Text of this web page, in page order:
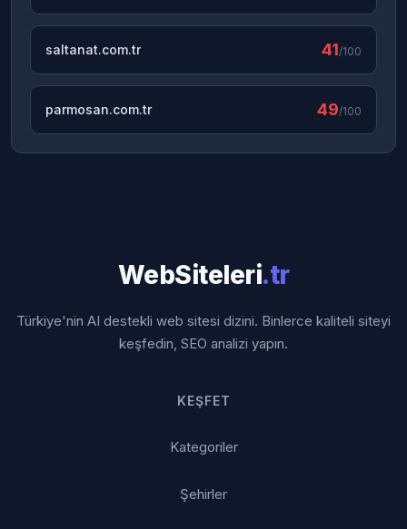
saltanat.com.tr 41/100
parmosan.com.tr 49/100
WebSiteleri.tr
Türkiye'nin AI destekli web sitesi dizini. Binlerce kaliteli siteyi
keşfedin, SEO analizi yapın.
KEŞFET
Kategoriler
Şehirler